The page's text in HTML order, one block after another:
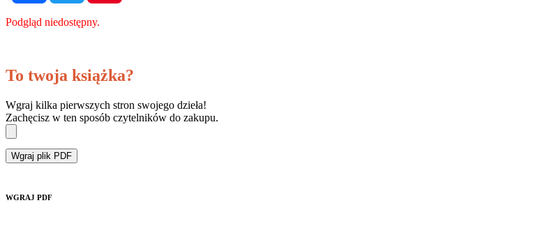
Podgląd niedostępny.
To twoja książka?
Wgraj kilka pierwszych stron swojego dzieła!
Zachęcisz w ten sposób czytelników do zakupu.
Wgraj plik PDF
WGRAJ PDF